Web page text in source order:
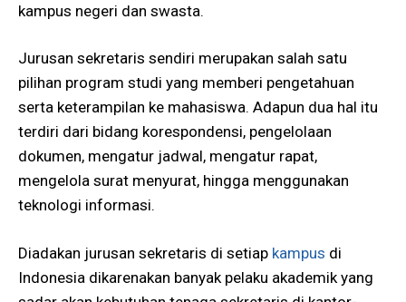
kampus negeri dan swasta.
Jurusan sekretaris sendiri merupakan salah satu
pilihan program studi yang memberi pengetahuan
serta keterampilan ke mahasiswa. Adapun dua hal itu
terdiri dari bidang korespondensi, pengelolaan
dokumen, mengatur jadwal, mengatur rapat,
mengelola surat menyurat, hingga menggunakan
teknologi informasi.
Diadakan jurusan sekretaris di setiap kampus di
Indonesia dikarenakan banyak pelaku akademik yang